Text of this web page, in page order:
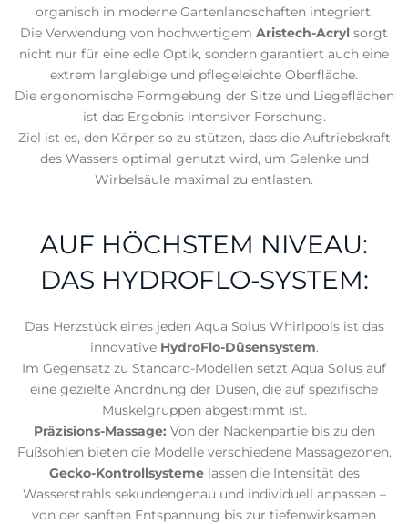
organisch in moderne Gartenlandschaften integriert.
Die Verwendung von hochwertigem Aristech-Acryl sorgt
nicht nur für eine edle Optik, sondern garantiert auch eine
extrem langlebige und pflegeleichte Oberfläche.
Die ergonomische Formgebung der Sitze und Liegeflächen
ist das Ergebnis intensiver Forschung.
Ziel ist es, den Körper so zu stützen, dass die Auftriebskraft
des Wassers optimal genutzt wird, um Gelenke und
Wirbelsäule maximal zu entlasten.
AUF HÖCHSTEM NIVEAU:
DAS HYDROFLO-SYSTEM:
Das Herzstück eines jeden Aqua Solus Whirlpools ist das
innovative HydroFlo-Düsensystem.
Im Gegensatz zu Standard-Modellen setzt Aqua Solus auf
eine gezielte Anordnung der Düsen, die auf spezifische
Muskelgruppen abgestimmt ist.
Präzisions-Massage: Von der Nackenpartie bis zu den
Fußsohlen bieten die Modelle verschiedene Massagezonen.
Gecko-Kontrollsystemelassen die Intensität des
Wasserstrahls sekundengenau und individuell anpassen –
von der sanften Entspannung bis zur tiefenwirksamen